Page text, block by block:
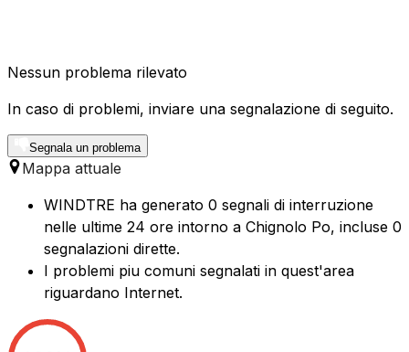
Nessun problema rilevato
In caso di problemi, inviare una segnalazione di seguito.
Segnala un problema
Mappa attuale
WINDTRE ha generato 0 segnali di interruzione
nelle ultime 24 ore intorno a Chignolo Po, incluse 0
segnalazioni dirette.
I problemi piu comuni segnalati in quest'area
riguardano Internet.